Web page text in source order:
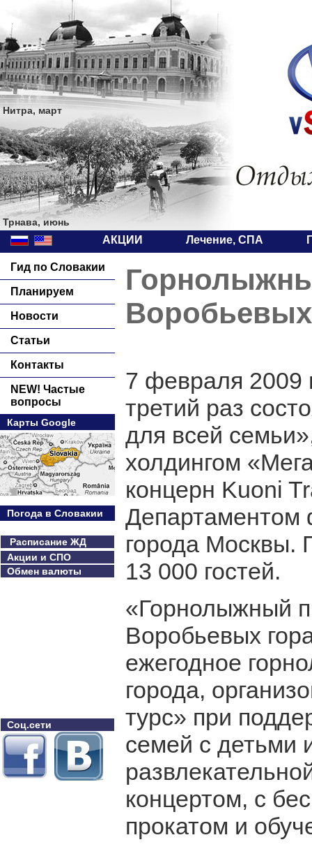
Нитра, март
Трнава, июнь
АКЦИИ Лечение, СПА
Гид по Словакии
Планируем
Новости
Статьи
Контакты
NEW! Частые
вопросы
Карты Google
Погода в Словакии
Расписание ЖД
Акции и СПО
Обмен валюты
Соц.сети
7 февраля 2009
третий раз
для всей
холдингом
концерн Kuoni
Департаментом
города Москвы.
13 000 гостей.
«Горнолыжный
Воробьевых
ежегодное
города,
турс» при
семей с детьми
концертом, с
прокатом и